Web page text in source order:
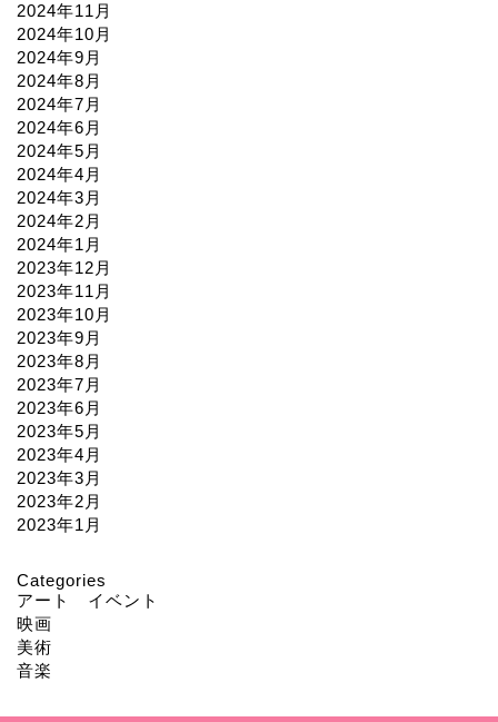
2024年11月
2024年10月
2024年9月
2024年8月
2024年7月
2024年6月
2024年5月
2024年4月
2024年3月
2024年2月
2024年1月
2023年12月
2023年11月
2023年10月
2023年9月
2023年8月
2023年7月
2023年6月
2023年5月
2023年4月
2023年3月
2023年2月
2023年1月
Categories
アート イベント
映画
美術
音楽